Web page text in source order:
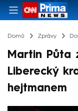
Domů Zprávy
Martin Půta
Liberecký
hejtmanem